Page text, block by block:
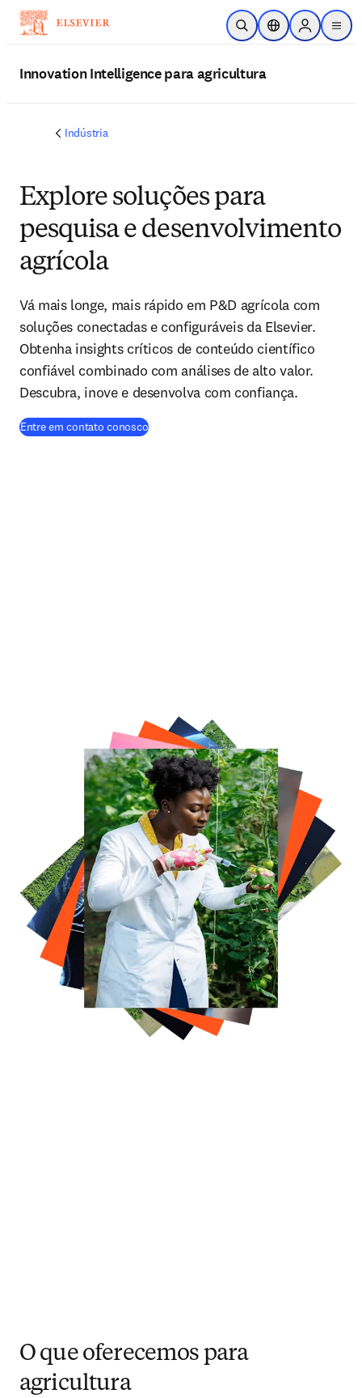
Ir para o conteúdo principal
Pesquisa aberta
Seletor deSign in to
menu
Innovation Intelligence para agricultura
Indústria
Explore soluções para
pesquisa e desenvolvimento
agrícola
Vá mais longe, mais rápido em P&D agrícola com
soluções conectadas e configuráveis da Elsevier.
Obtenha insights críticos de conteúdo científico
confiável combinado com análises de alto valor.
Descubra, inove e desenvolva com confiança.
Entre em contato conosco
O que oferecemos para
agricultura